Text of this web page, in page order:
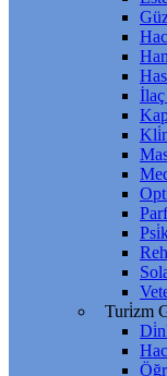
İlaç
Turi̇zm